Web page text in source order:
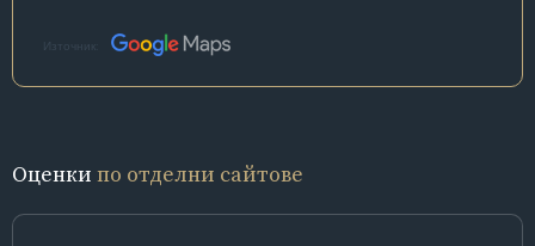
Източник:
Оценки по отделни сайтове